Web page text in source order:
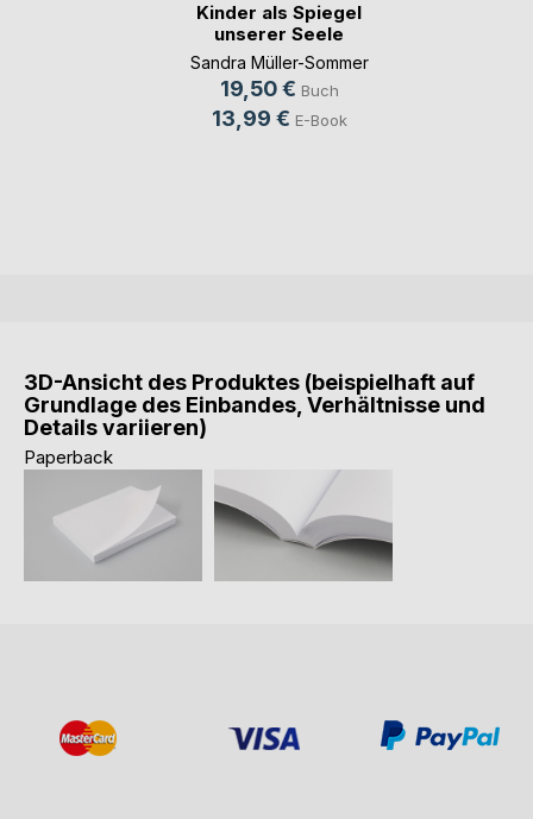
Kinder als Spiegel
unserer Seele
Sandra Müller-Sommer
19,50 € Buch
13,99 € E-Book
3D-Ansicht des Produktes (beispielhaft auf
Grundlage des Einbandes, Verhältnisse und
Details variieren)
Paperback